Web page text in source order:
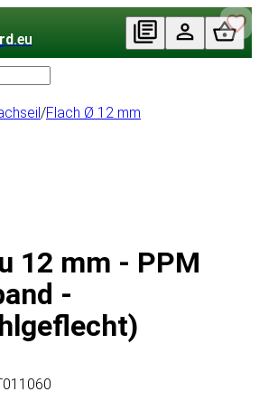
.eu
/Flach Ø 12 mm
12 mm - PPM
-